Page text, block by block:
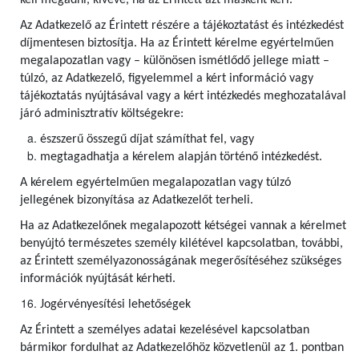
Az Adatkezelő az Érintett részére a tájékoztatást és intézkedést
díjmentesen biztosítja. Ha az Érintett kérelme egyértelműen
megalapozatlan vagy – különösen ismétlődő jellege miatt –
túlzó, az Adatkezelő, figyelemmel a kért információ vagy
tájékoztatás nyújtásával vagy a kért intézkedés meghozatalával
járó adminisztratív költségekre:
észszerű összegű díjat számíthat fel, vagy
megtagadhatja a kérelem alapján történő intézkedést.
A kérelem egyértelműen megalapozatlan vagy túlzó
jellegének bizonyítása az Adatkezelőt terheli.
Ha az Adatkezelőnek megalapozott kétségei vannak a kérelmet
benyújtó természetes személy kilétével kapcsolatban, további,
az Érintett személyazonosságának megerősítéséhez szükséges
információk nyújtását kérheti.
Jogérvényesítési lehetőségek
Az Érintett a személyes adatai kezelésével kapcsolatban
bármikor fordulhat az Adatkezelőhöz közvetlenül az 1. pontban